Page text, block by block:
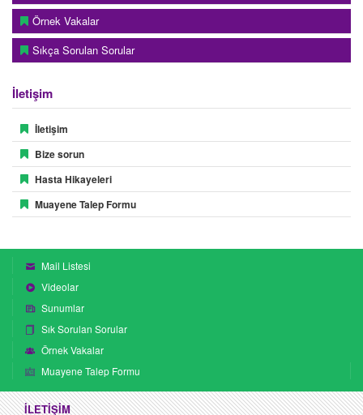
Örnek Vakalar
Sıkça Sorulan Sorular
İletişim
İletişim
Bize sorun
Hasta Hikayeleri
Muayene Talep Formu
Mail Listesi
Videolar
Sunumlar
Sık Sorulan Sorular
Örnek Vakalar
Muayene Talep Formu
İLETİŞİM